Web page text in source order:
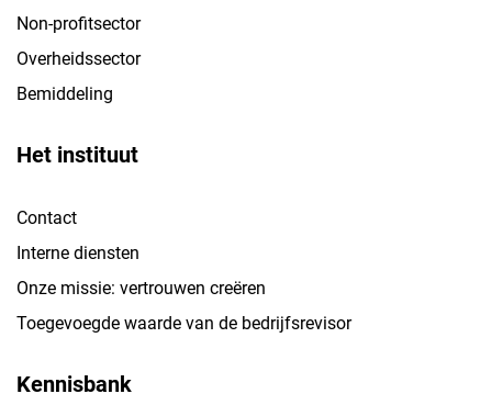
Non-profitsector
Overheidssector
Bemiddeling
Het instituut
Contact
Interne diensten
Onze missie: vertrouwen creëren
Toegevoegde waarde van de bedrijfsrevisor
Kennisbank